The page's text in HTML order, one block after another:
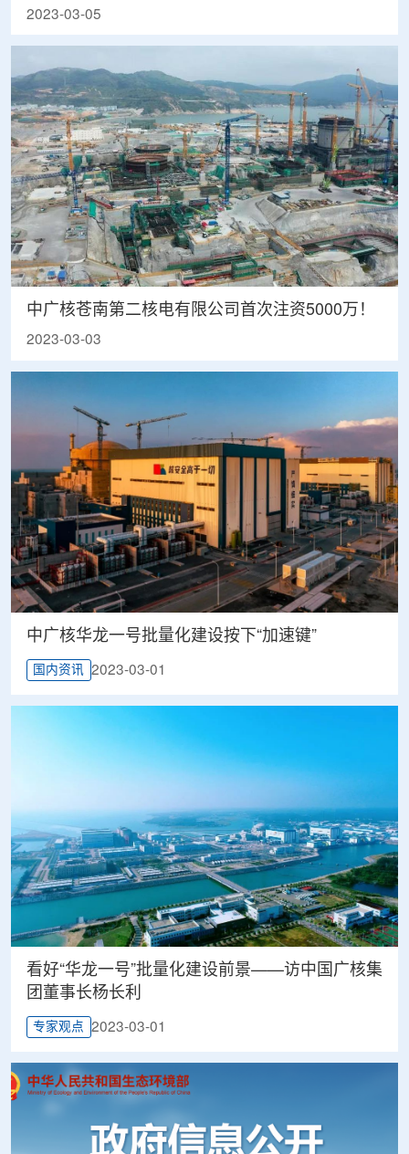
2023-03-05
中广核苍南第二核电有限公司首次注资5000万！
2023-03-03
中广核华龙一号批量化建设按下“加速键”
国内资讯 2023-03-01
看好“华龙一号”批量化建设前景——访中国广核集
团董事长杨长利
专家观点 2023-03-01